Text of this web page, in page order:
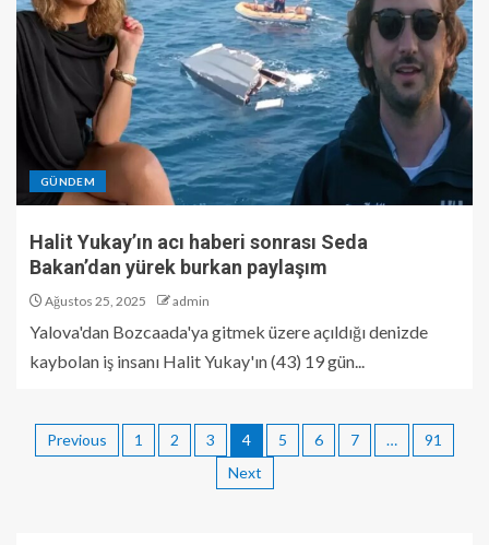
GÜNDEM
Halit Yukay’ın acı haberi sonrası Seda
Bakan’dan yürek burkan paylaşım
Ağustos 25, 2025 admin
Yalova'dan Bozcaada'ya gitmek üzere açıldığı denizde
kaybolan iş insanı Halit Yukay'ın (43) 19 gün...
Previous 1 2 3 4 5 6 7 …
91
Next